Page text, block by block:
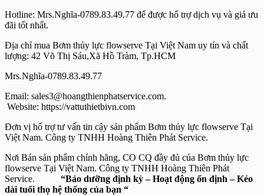
Hotline: Mrs.Nghĩa-0789.83.49.77 để được hổ trợ dịch vụ và giá ưu
đãi tốt nhất.
Địa chỉ mua Bơm thủy lực flowserve Tại Việt Nam uy tín và chất
lượng: 42 Võ Thị Sáu,Xã Hồ Tràm, Tp.HCM
Mrs.Nghĩa-0789.83.49.77
Email: sales3@hoangthienphatservice.com.
Website: https://vattuthietbivn.com
Đơn vị hổ trợ tư vấn tin cậy sản phẩm Bơm thủy lực flowserve Tại
Việt Nam. Công ty TNHH Hoàng Thiên Phát Service.
Nơi Bán sản phẩm chính hãng, CO CQ đầy đủ của Bơm thủy lực
flowserve Tại Việt Nam. Công ty TNHH Hoàng Thiên Phát
Service.
“Bảo dưỡng định kỳ – Hoạt động ổn định – Kéo
dài tuổi thọ hệ thống của bạn “